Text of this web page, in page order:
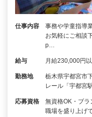
仕事内容
事務や学童指導
お気軽にご相談
p…
給与 月給230,000円
勤務地
栃木県宇都宮市
レール「宇都宮
応募資格
無資格OK・ブ
職場を盛り上げ